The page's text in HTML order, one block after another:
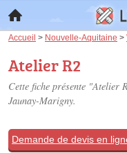
Accueil > Nouvelle-Aquitaine >
Atelier R2
Cette fiche présente "Atelier
Jaunay-Marigny.
Demande de devis en